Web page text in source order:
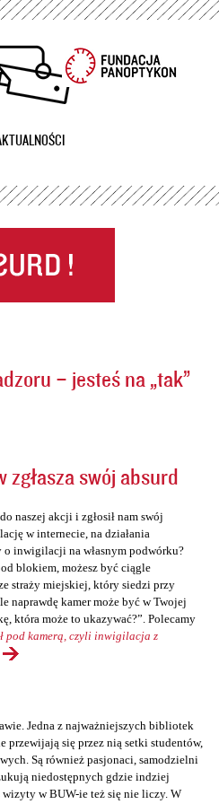
– jesteś na „tak”
swój absurd
naszej akcji i zgłosił nam swój
w internecie, na działania
o inwigilacji na własnym podwórku?
blokiem, możesz być ciągle
straży miejskiej, który siedzi przy
naprawdę kamer może być w Twojej
która może to ukazywać?”. Polecamy
pod kamerą, czyli inwigilacja z
Jedna z najważniejszych bibliotek
się przez nią setki studentów,
Są również pasjonaci, samodzielni
niedostępnych gdzie indziej
w BUW-ie też się nie liczy. W